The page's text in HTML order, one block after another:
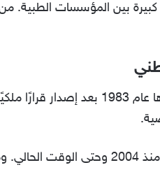
بين المؤسسات الطبية.
تعمل المستشفى على توسيع العديد